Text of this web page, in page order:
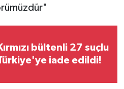
bültenli 27 suçlu
iade edildi!